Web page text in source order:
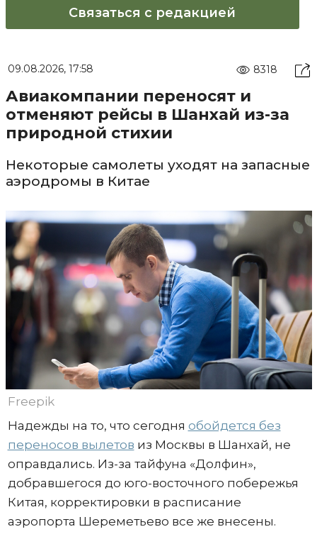
Связаться с редакцией
09.08.2026, 17:58 8318
Авиакомпании переносят и
отменяют рейсы в Шанхай из-за
природной стихии
Некоторые самолеты уходят на запасные
аэродромы в Китае
Freepik
Надежды на то, что сегодня обойдется без
переносов вылетов из Москвы в Шанхай, не
оправдались. Из-за тайфуна «Долфин»,
добравшегося до юго-восточного побережья
Китая, корректировки в расписание
аэропорта Шереметьево все же внесены.